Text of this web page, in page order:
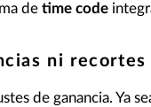
de time code
ni recortes
de ganancia. Ya